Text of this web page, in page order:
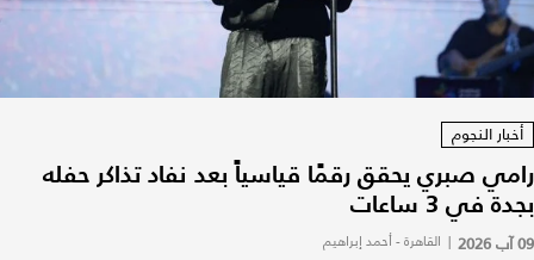
أخبار النجوم
رامي صبري يحقق رقمًا قياسياً بعد نفاد تذاكر حفله
بجدة في 3 ساعات
09 آب 2026 | القاهرة - أحمد إبراهيم